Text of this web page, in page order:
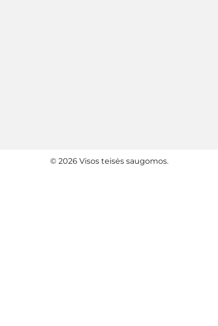
© 2026 Visos teisės saugomos.